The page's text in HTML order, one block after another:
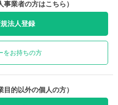
業者の方はこちら）
法人登録
をお持ちの方
的以外の個人の方）